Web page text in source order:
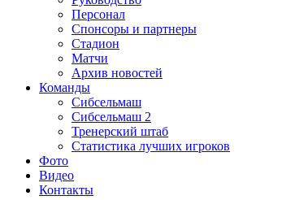
Персонал
Спонсоры и партнеры
Стадион
Матчи
Архив новостей
Команды
Сибсельмаш
Сибсельмаш 2
Тренерский штаб
Статистика лучших игроков
Фото
Видео
Контакты